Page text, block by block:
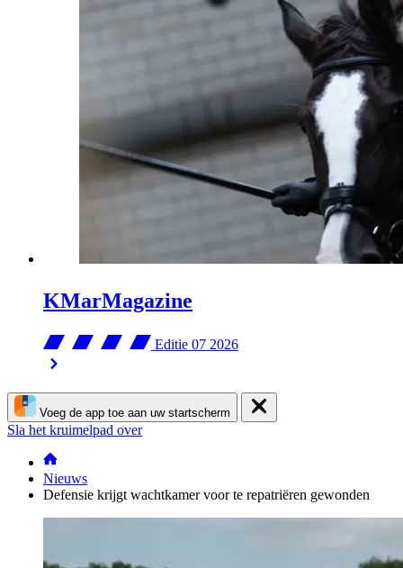
KMarMagazine
Editie 07 2026
Voeg de app toe aan uw startscherm
Sla het kruimelpad over
Nieuws
Defensie krijgt wachtkamer voor te repatriëren gewonden